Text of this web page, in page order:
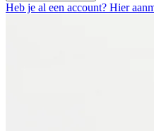
Heb je al een account? Hier